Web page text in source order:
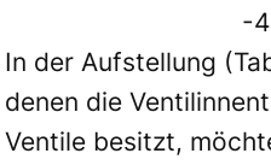
-40°C /
In der Aufstellung
denen die
Ventile besitzt,